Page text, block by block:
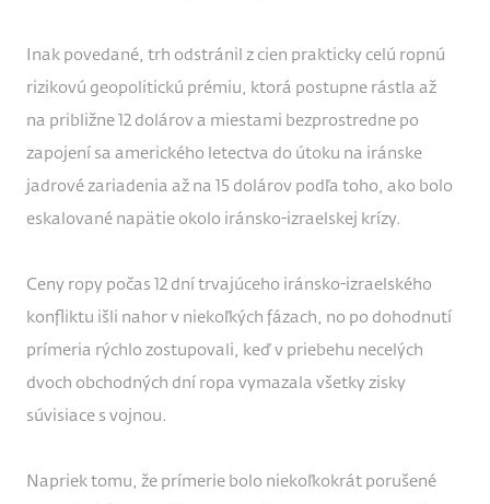
Inak povedané, trh odstránil z cien prakticky celú ropnú
rizikovú geopolitickú prémiu, ktorá postupne rástla až
na približne 12 dolárov a miestami bezprostredne po
zapojení sa amerického letectva do útoku na iránske
jadrové zariadenia až na 15 dolárov podľa toho, ako bolo
eskalované napätie okolo iránsko-izraelskej krízy.
Ceny ropy počas 12 dní trvajúceho iránsko-izraelského
konfliktu išli nahor v niekoľkých fázach, no po dohodnutí
prímeria rýchlo zostupovali, keď v priebehu necelých
dvoch obchodných dní ropa vymazala všetky zisky
súvisiace s vojnou.
Napriek tomu, že prímerie bolo niekoľkokrát porušené